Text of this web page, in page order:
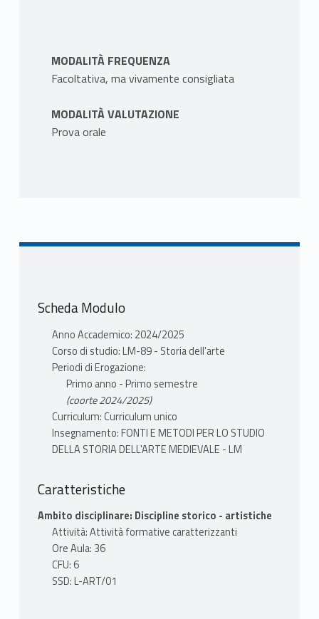
MODALITÀ FREQUENZA
Facoltativa, ma vivamente consigliata
MODALITÀ VALUTAZIONE
Prova orale
Scheda Modulo
Anno Accademico: 2024/2025
Corso di studio: LM-89 - Storia dell'arte
Periodi di Erogazione:
Primo anno - Primo semestre
(coorte 2024/2025)
Curriculum: Curriculum unico
Insegnamento: FONTI E METODI PER LO STUDIO
DELLA STORIA DELL'ARTE MEDIEVALE - LM
Caratteristiche
Ambito disciplinare: Discipline storico - artistiche
Attività: Attività formative caratterizzanti
Ore Aula: 36
CFU: 6
SSD: L-ART/01